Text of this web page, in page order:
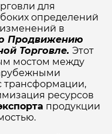
для
определений
в
Продвижению
Торговле. Этот
мостом между
трансформации,
ресурсов
продукции